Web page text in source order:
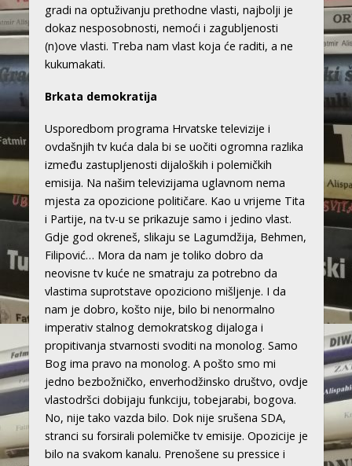
gradi na optuživanju prethodne vlasti, najbolji je
dokaz nesposobnosti, nemoći i zagubljenosti
(n)ove vlasti. Treba nam vlast koja će raditi, a ne
kukumakati.
Brkata demokratija
Usporedbom programa Hrvatske televizije i
ovdašnjih tv kuća dala bi se uočiti ogromna razlika
između zastupljenosti dijaloških i polemičkih
emisija. Na našim televizijama uglavnom nema
mjesta za opozicione političare. Kao u vrijeme Tita
i Partije, na tv-u se prikazuje samo i jedino vlast.
Gdje god okreneš, slikaju se Lagumdžija, Behmen,
Filipović… Mora da nam je toliko dobro da
neovisne tv kuće ne smatraju za potrebno da
vlastima suprotstave opoziciono mišljenje. I da
nam je dobro, košto nije, bilo bi nenormalno
imperativ stalnog demokratskog dijaloga i
propitivanja stvarnosti svoditi na monolog. Samo
Bog ima pravo na monolog. A pošto smo mi
jedno bezbožničko, enverhodžinsko društvo, ovdje
vlastodršci dobijaju funkciju, tobejarabi, bogova.
No, nije tako vazda bilo. Dok nije srušena SDA,
stranci su forsirali polemičke tv emisije. Opozicije je
bilo na svakom kanalu. Prenošene su pressice i